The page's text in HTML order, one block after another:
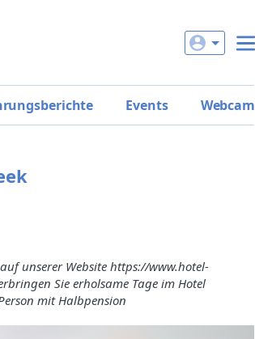
Events Webcam
unserer Website https://www.hotel-
Sie erholsame Tage im Hotel
mit Halbpension